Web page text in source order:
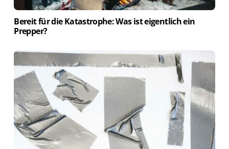
Bereit für die Katastrophe: Was ist eigentlich ein
Prepper?